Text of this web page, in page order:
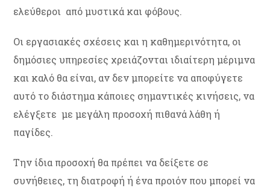
ελεύθεροι από μυστικά και φόβους.
Οι εργασιακές σχέσεις και η καθημερινότητα, οι
δημόσιες υπηρεσίες χρειάζονται ιδιαίτερη μέριμνα
και καλό θα είναι, αν δεν μπορείτε να αποφύγετε
αυτό το διάστημα κάποιες σημαντικές κινήσεις, να
ελέγξετε με μεγάλη προσοχή πιθανά λάθη ή
παγίδες.
Την ίδια προσοχή θα πρέπει να δείξετε σε
συνήθειες, τη διατροφή ή ένα προιόν που μπορεί να